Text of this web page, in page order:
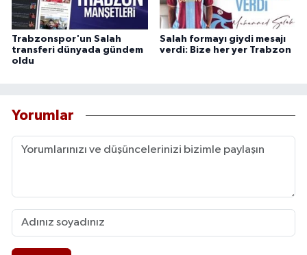
Trabzonspor'un Salah
transferi dünyada gündem
oldu
Salah formayı giydi mesajı
verdi: Bize her yer Trabzon
Yorumlar